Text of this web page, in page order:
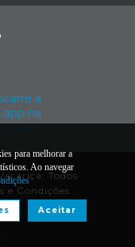
Todos
e Condições
para melhorar a
Ao navegar
Aceitar